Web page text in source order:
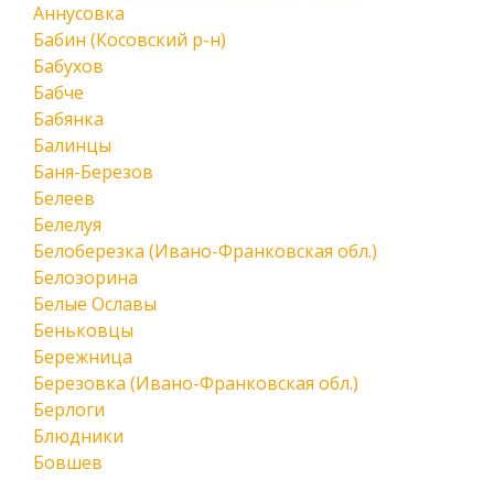
Аннусовка
Бабин (Косовский р-н)
Бабухов
Бабче
Бабянка
Балинцы
Баня-Березов
Белеев
Белелуя
Белоберезка (Ивано-Франковская обл.)
Белозорина
Белые Ославы
Беньковцы
Бережница
Березовка (Ивано-Франковская обл.)
Берлоги
Блюдники
Бовшев